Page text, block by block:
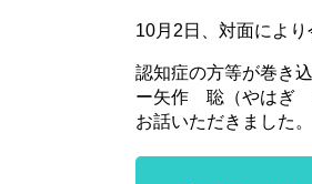
10月2日、対面によ
認知症の方等が巻き
ー矢作 聡（やはぎ
お話いただきました。